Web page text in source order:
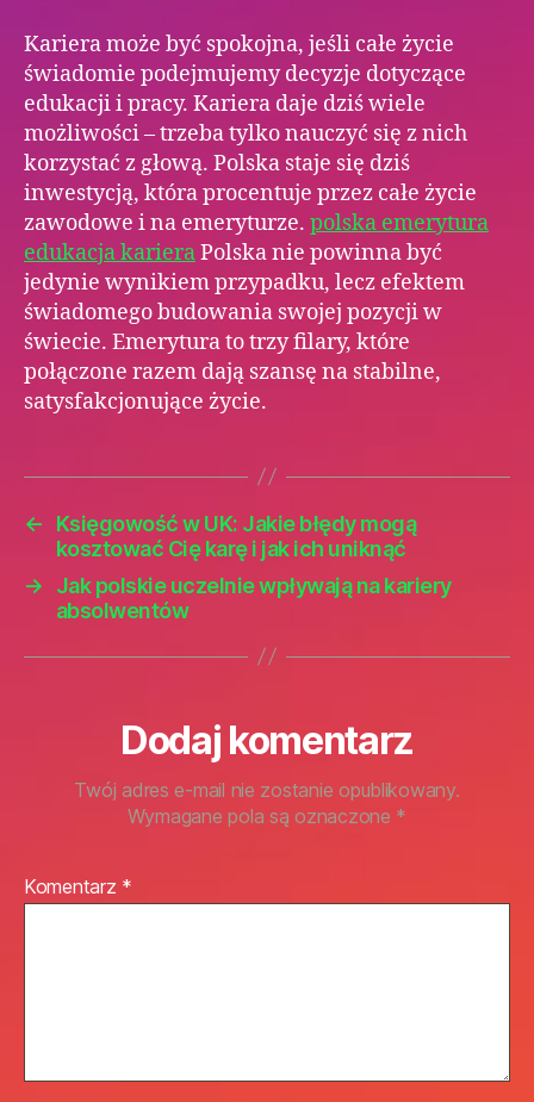
Kariera może być spokojna, jeśli całe życie
świadomie podejmujemy decyzje dotyczące
edukacji i pracy. Kariera daje dziś wiele
możliwości – trzeba tylko nauczyć się z nich
korzystać z głową. Polska staje się dziś
inwestycją, która procentuje przez całe życie
zawodowe i na emeryturze. polska emerytura
edukacja karieraPolska nie powinna być
jedynie wynikiem przypadku, lecz efektem
świadomego budowania swojej pozycji w
świecie. Emerytura to trzy filary, które
połączone razem dają szansę na stabilne,
satysfakcjonujące życie.
←
Księgowość w UK: Jakie błędy mogą
kosztować Cię karę i jak ich uniknąć
→
Jak polskie uczelnie wpływają na kariery
absolwentów
Dodaj komentarz
Twój adres e-mail nie zostanie opublikowany.
Wymagane pola są oznaczone *
Komentarz *